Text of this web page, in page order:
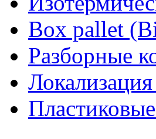
Box pallet
Разборные